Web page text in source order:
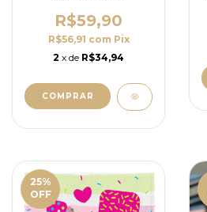
R$59,90
R$56,91 com Pix
2 x de R$34,94
COMPRAR
25%
OFF